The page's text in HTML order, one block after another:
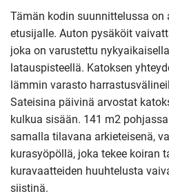
Tämän kodin suunnittelussa on
etusijalle. Auton pysäköit
joka on varustettu
latauspisteellä. Katoksen
lämmin varasto
Sateisina päivinä arvostat
kulkua sisään. 141 m2
samalla tilavana arkieteisenä,
kurasyöpöllä, joka tekee koiran
kuravaatteiden huuhtelusta
siistinä.